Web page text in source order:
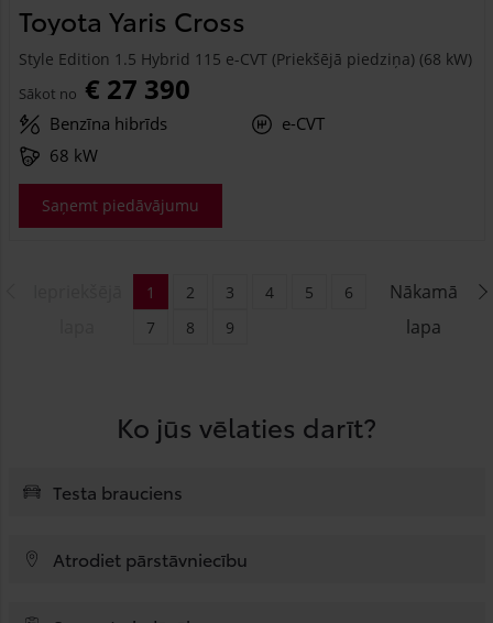
Toyota Yaris Cross
Style Edition 1.5 Hybrid 115 e-CVT (Priekšējā piedziņa) (68 kW)
Sākot no € 27 390
Benzīna hibrīds
e-CVT
68 kW
Saņemt piedāvājumu
Nākamā
lapa
1 2 3 4 5
6
7
8 9
Ko jūs vēlaties darīt?
Testa brauciens
Atrodiet pārstāvniecību